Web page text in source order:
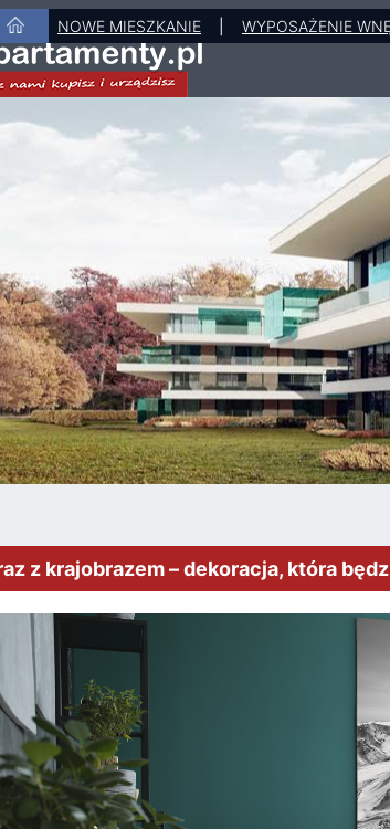
NOWE MIESZKANIE WYPOSAŻENIE
z krajobrazem – dekoracja, która